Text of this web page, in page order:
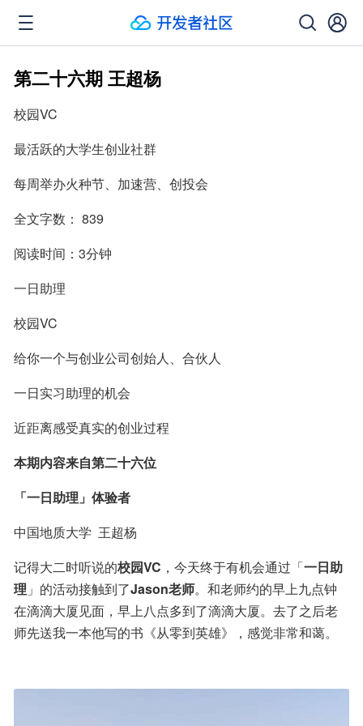
第二十六期 王超杨
校园VC
最活跃的大学生创业社群
每周举办火种节、加速营、创投会
全文字数： 839
阅读时间：3分钟
一日助理
校园VC
给你一个与创业公司创始人、合伙人
一日实习助理的机会
近距离感受真实的创业过程
本期内容来自第二十六位
「一日助理」体验者
中国地质大学  王超杨
记得大二时听说的校园VC ，今天终于有机会通过「一日助
理 」的活动接触到了Jason老师。和老师约的早上九点钟
在滴滴大厦见面，早上八点多到了滴滴大厦。去了之后老
师先送我一本他写的书《从零到英雄》，感觉非常和蔼。